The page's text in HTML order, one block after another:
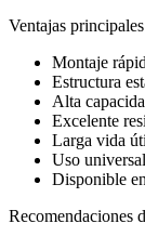
Ventajas principales
Montaje
Estructura
Alta
Excelente
Larga vida
Uso
Disponible
Recomendaciones